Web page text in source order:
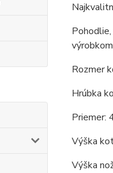
Rozmer
Hrúbka
Priemer:
Výška
Výška